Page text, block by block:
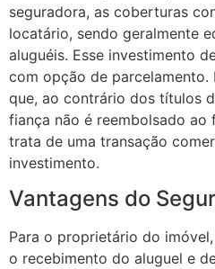
seguradora, as coberturas
locatário, sendo geralmente
aluguéis. Esse investimento
com opção de
que, ao contrário dos títulos
fiança não é reembolsado
trata de uma transação
investimento.
Vantagens do
Para o proprietário do
o recebimento do aluguel e